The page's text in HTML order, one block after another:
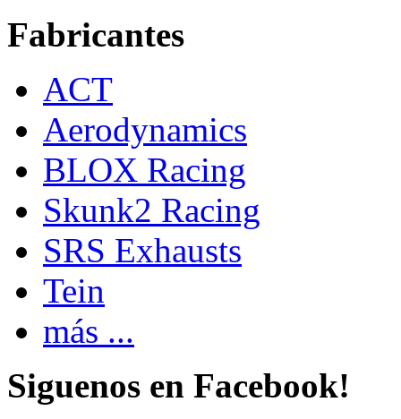
Fabricantes
ACT
Aerodynamics
BLOX Racing
Skunk2 Racing
SRS Exhausts
Tein
más ...
Siguenos en Facebook!